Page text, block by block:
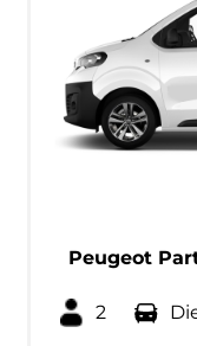
Peugeot
2